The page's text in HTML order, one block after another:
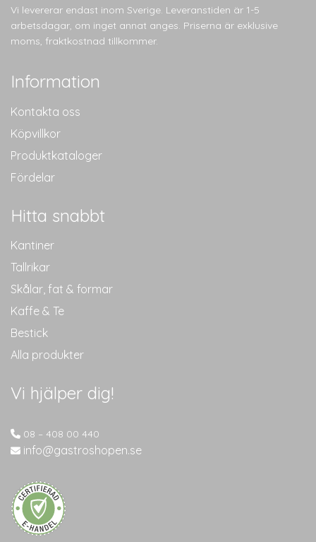
Vi levererar endast inom Sverige. Leveranstiden är 1-5
arbetsdagar, om inget annat anges. Priserna är exklusive
moms, fraktkostnad tillkommer.
Information
Kontakta oss
Köpvillkor
Produktkataloger
Fördelar
Hitta snabbt
Kantiner
Tallrikar
Skålar, fat & formar
Kaffe & Te
Bestick
Alla produkter
Vi hjälper dig!
08 – 408 00 440
info@gastroshopen.se